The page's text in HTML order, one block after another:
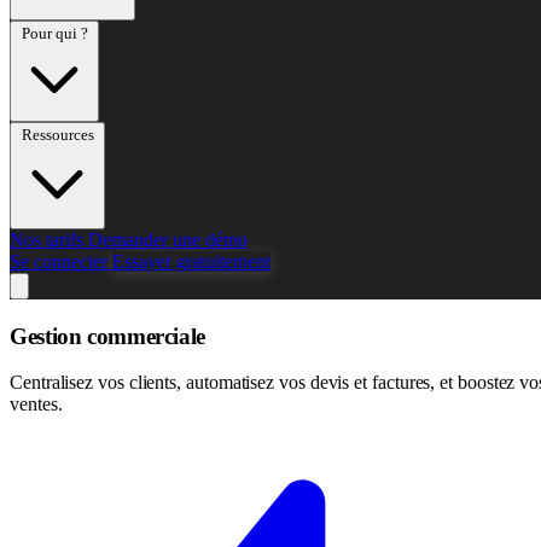
Pour qui ?
Ressources
Nos tarifs Demander une démo
Se connecterEssayer gratuitement
Gestion commerciale
Centralisez vos clients, automatisez vos devis et factures, et boostez
ventes.